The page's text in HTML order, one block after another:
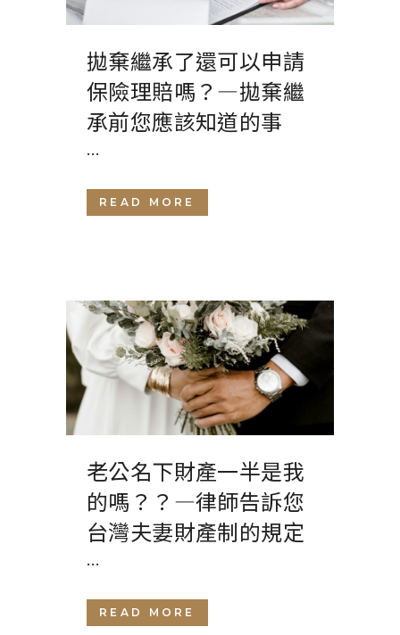
拋棄繼承了還可以申請
保險理賠嗎？—拋棄繼
承前您應該知道的事
...
READ MORE
老公名下財產一半是我
的嗎？？—律師告訴您
台灣夫妻財產制的規定
...
READ MORE